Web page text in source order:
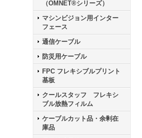
（OMNET®シリーズ）
マシンビジョン用インター
フェース
通信ケーブル
防災用ケーブル
FPC フレキシブルプリント
基板
クールスタッフ フレキシ
ブル放熱フィルム
ケーブルカット品・余剰在
庫品